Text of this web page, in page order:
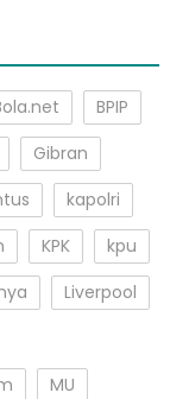
BPIP
Gibran
kapolri
KPK
kpu
Liverpool
MU